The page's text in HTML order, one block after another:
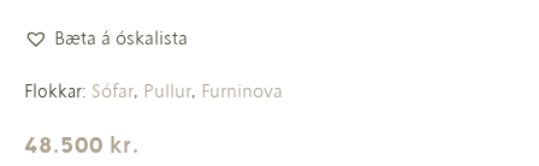
Bæta á óskalista
Flokkar: Sófar, Pullur, Furninova
48.500 kr.